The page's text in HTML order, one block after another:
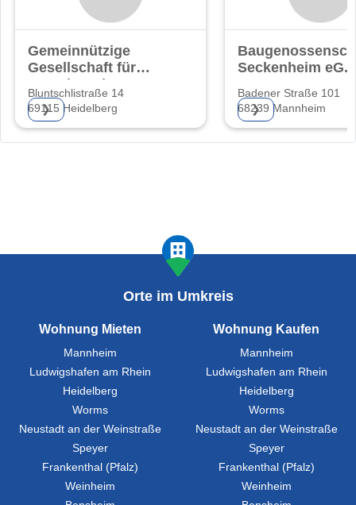
Gemeinnützige
Gesellschaft für
Grund- und
Bluntschlistraße 14
69115 Heidelberg
❯
Seckenheim eG.
Badener Straße 101
68239 Mannheim
❯
Orte im Umkreis
Wohnung Mieten
Mannheim
Ludwigshafen am Rhein
Heidelberg
Worms
Neustadt an der Weinstraße
Speyer
Frankenthal (Pfalz)
Weinheim
Wohnung Kaufen
Mannheim
Ludwigshafen am Rhein
Heidelberg
Worms
Neustadt an der Weinstraße
Speyer
Frankenthal (Pfalz)
Weinheim